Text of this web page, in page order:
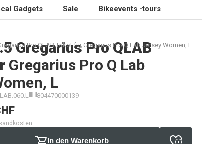
Gadgets Sale Bikeevents -tours
Pro QLAB Trikot für Gregarius Pro Q Lab Jersey Women, L
Gregarius Pro QLAB
Gregarius Pro Q Lab
L
804470000139
In den Warenkorb